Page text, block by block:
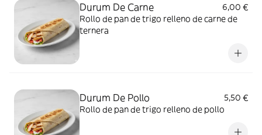
Durum De Carne
6,00 €
Rollo de pan de trigo relleno de carne de
ternera
Durum De Pollo
5,50 €
Rollo de pan de trigo relleno de pollo